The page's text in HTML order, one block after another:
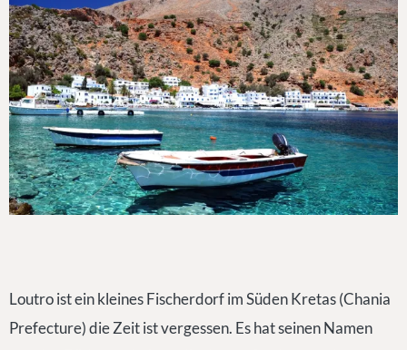
Loutro ist ein kleines Fischerdorf im Süden Kretas (Chania
Prefecture) die Zeit ist vergessen. Es hat seinen Namen